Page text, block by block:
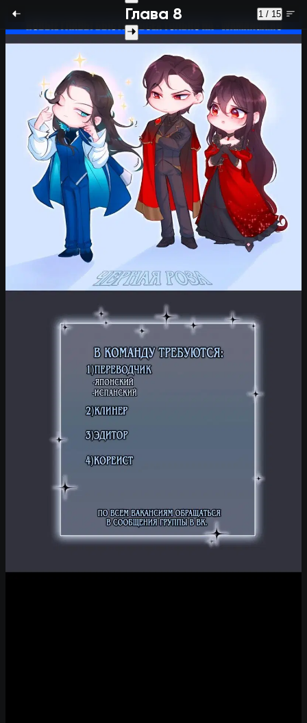
Глава 8 1 / 15